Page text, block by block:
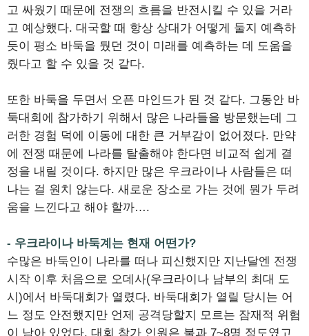
고 싸웠기 때문에 전쟁의 흐름을 반전시킬 수 있을 거라
고 예상했다. 대국할 때 항상 상대가 어떻게 둘지 예측하
듯이 평소 바둑을 뒀던 것이 미래를 예측하는 데 도움을
줬다고 할 수 있을 것 같다.
또한 바둑을 두면서 오픈 마인드가 된 것 같다. 그동안 바
둑대회에 참가하기 위해서 많은 나라들을 방문했는데 그
러한 경험 덕에 이동에 대한 큰 거부감이 없어졌다. 만약
에 전쟁 때문에 나라를 탈출해야 한다면 비교적 쉽게 결
정을 내릴 것이다. 하지만 많은 우크라이나 사람들은 떠
나는 걸 원치 않는다. 새로운 장소로 가는 것에 뭔가 두려
움을 느낀다고 해야 할까….
- 우크라이나 바둑계는 현재 어떤가?
수많은 바둑인이 나라를 떠나 피신했지만 지난달엔 전쟁
시작 이후 처음으로 오데사(우크라이나 남부의 최대 도
시)에서 바둑대회가 열렸다. 바둑대회가 열릴 당시는 어
느 정도 안전했지만 언제 공격당할지 모르는 잠재적 위험
이 남아 있었다. 대회 참가 인원은 불과 7~8명 정도였고